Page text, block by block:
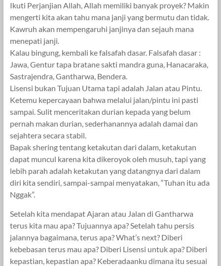
Ikuti Perjanjian Allah, Allah memiliki banyak proyek? Makin
mengerti kita akan tahu mana janji yang bermutu dan tidak.
Kawruh akan mempengaruhi janjinya dan sejauh mana
menepati janji.
Kalau bingung, kembali ke falsafah dasar. Falsafah dasar :
Jawa, Gentur tapa bratane sakti mandra guna, Hanacaraka,
Sastrajendra, Gantharwa, Bendera.
Lisensi bukan Tujuan Utama tapi adalah Jalan atau Pintu.
Ketemu kepercayaan bahwa melalui jalan/pintu ini pasti
sampai. Sulit menceritakan durian kepada yang belum
pernah makan durian, sederhanannya adalah damai dan
sejahtera secara stabil.
Bapak shering tentang ketakutan dari dalam, ketakutan
dapat muncul karena kita dikeroyok oleh musuh, tapi yang
lebih parah adalah ketakutan yang datangnya dari dalam
diri kita sendiri, sampai-sampai menyatakan, “Tuhan itu ada
Nggak”.
Setelah kita mendapat Ajaran atau Jalan di Gantharwa
terus kita mau apa? Tujuannya apa? Setelah tahu persis
jalannya bagaimana, terus apa? What’s next? Diberi
kebebasan terus mau apa? Diberi Lisensi untuk apa? Diberi
kepastian, kepastian apa? Keberadaanku dimana itu sesuai